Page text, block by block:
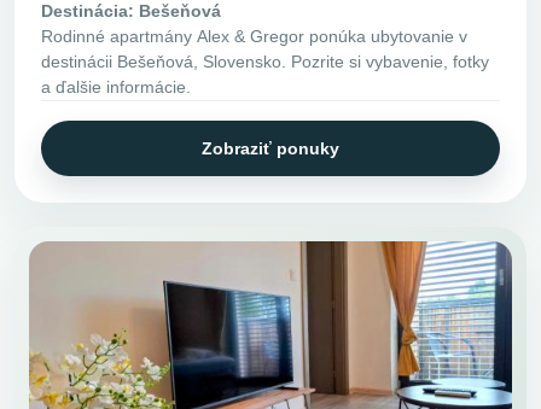
Destinácia: Bešeňová
Rodinné apartmány Alex & Gregor ponúka ubytovanie v
destinácii Bešeňová, Slovensko. Pozrite si vybavenie, fotky
a ďalšie informácie.
Zobraziť ponuky